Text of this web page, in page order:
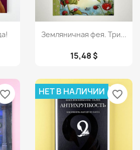
Просмотр
Земляничная фея. Три...
15,48 $
favorite_border НЕТ В НАЛИЧИИ favorite_border